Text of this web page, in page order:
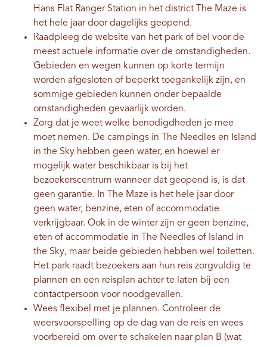
Hans Flat Ranger Station in het district The Maze is
het hele jaar door dagelijks geopend.
Raadpleeg de website van het park of bel voor de
meest actuele informatie over de omstandigheden.
Gebieden en wegen kunnen op korte termijn
worden afgesloten of beperkt toegankelijk zijn, en
sommige gebieden kunnen onder bepaalde
omstandigheden gevaarlijk worden.
Zorg dat je weet welke benodigdheden je mee
moet nemen. De campings in The Needles en Island
in the Sky hebben geen water, en hoewel er
mogelijk water beschikbaar is bij het
bezoekerscentrum wanneer dat geopend is, is dat
geen garantie. In The Maze is het hele jaar door
geen water, benzine, eten of accommodatie
verkrijgbaar. Ook in de winter zijn er geen benzine,
eten of accommodatie in The Needles of Island in
the Sky, maar beide gebieden hebben wel toiletten.
Het park raadt bezoekers aan hun reis zorgvuldig te
plannen en een reisplan achter te laten bij een
contactpersoon voor noodgevallen.
Wees flexibel met je plannen. Controleer de
weersvoorspelling op de dag van de reis en wees
voorbereid om over te schakelen naar plan B (wat